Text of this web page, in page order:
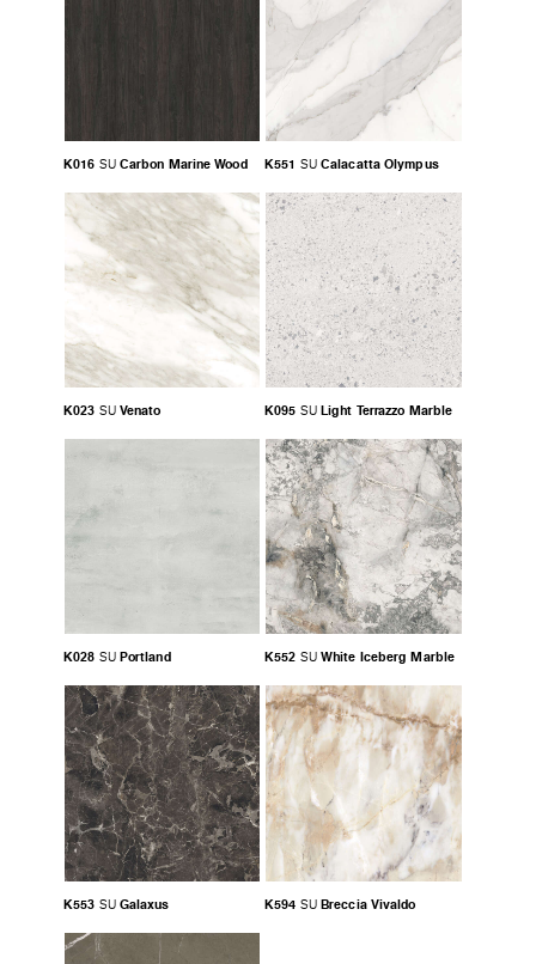
K016 SU Carbon Marine Wood K551 SU Calacatta Olympus
K023 SU Venato K095 SU Light Terrazzo Marble
K028 SU Portland K552 SU White Iceberg Marble
K553 SU Galaxus K594 SU Breccia Vivaldo